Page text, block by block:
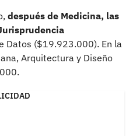
después de Medicina, las
Datos ($19.923.000). En la
Arquitectura y Diseño